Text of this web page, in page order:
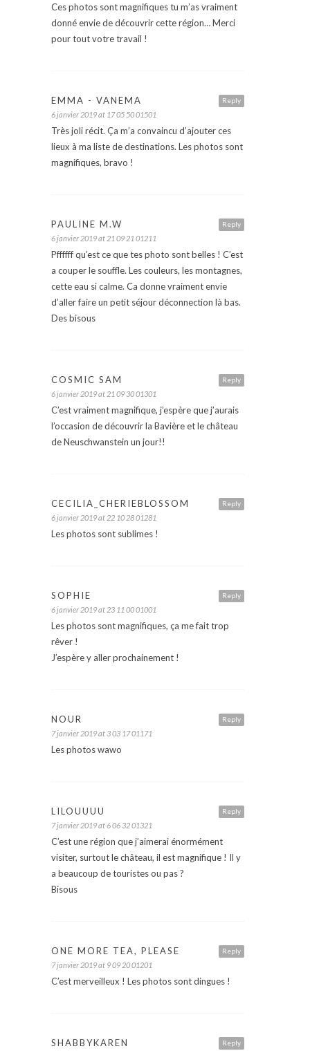
Ces photos sont magnifiques tu m’as vraiment
donné envie de découvrir cette région… Merci
pour tout votre travail !
Reply
EMMA - VANEMA
6 janvier 2019 at 17 05 50 01501
Très joli récit. Ça m’a convaincu d’ajouter ces
lieux à ma liste de destinations. Les photos sont
magnifiques, bravo !
Reply
PAULINE M.W
6 janvier 2019 at 21 09 21 01211
Pffffff qu’est ce que tes photo sont belles ! C’est
a couper le souffle. Les couleurs, les montagnes,
cette eau si calme. Ca donne vraiment envie
d’aller faire un petit séjour déconnection là bas.
Des bisous
Reply
COSMIC SAM
6 janvier 2019 at 21 09 30 01301
C’est vraiment magnifique, j’espère que j’aurais
l’occasion de découvrir la Bavière et le château
de Neuschwanstein un jour!!
Reply
CECILIA_CHERIEBLOSSOM
6 janvier 2019 at 22 10 28 01281
Les photos sont sublimes !
Reply
SOPHIE
6 janvier 2019 at 23 11 00 01001
Les photos sont magnifiques, ça me fait trop
rêver !
J’espère y aller prochainement !
Reply
NOUR
7 janvier 2019 at 3 03 17 01171
Les photos wawo
Reply
LILOUUUU
7 janvier 2019 at 6 06 32 01321
C’est une région que j’aimerai énormément
visiter, surtout le château, il est magnifique ! Il y
a beaucoup de touristes ou pas ?
Bisous
Reply
ONE MORE TEA, PLEASE
7 janvier 2019 at 9 09 20 01201
C’est merveilleux ! Les photos sont dingues !
Reply
SHABBYKAREN